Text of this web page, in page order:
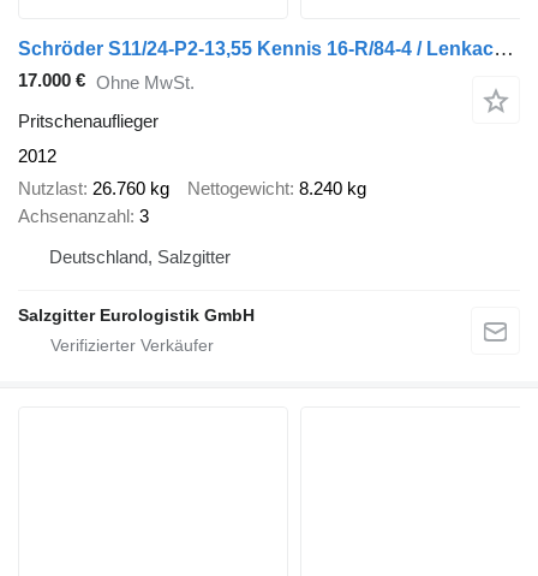
Schröder S11/24-P2-13,55 Kennis 16-R/84-4 / Lenkachse / Liftachse
17.000 € Ohne MwSt.
Pritschenauflieger
2012
Nutzlast 26.760 kg Nettogewicht 8.240 kg
Achsenanzahl 3
Deutschland, Salzgitter
Salzgitter Eurologistik GmbH